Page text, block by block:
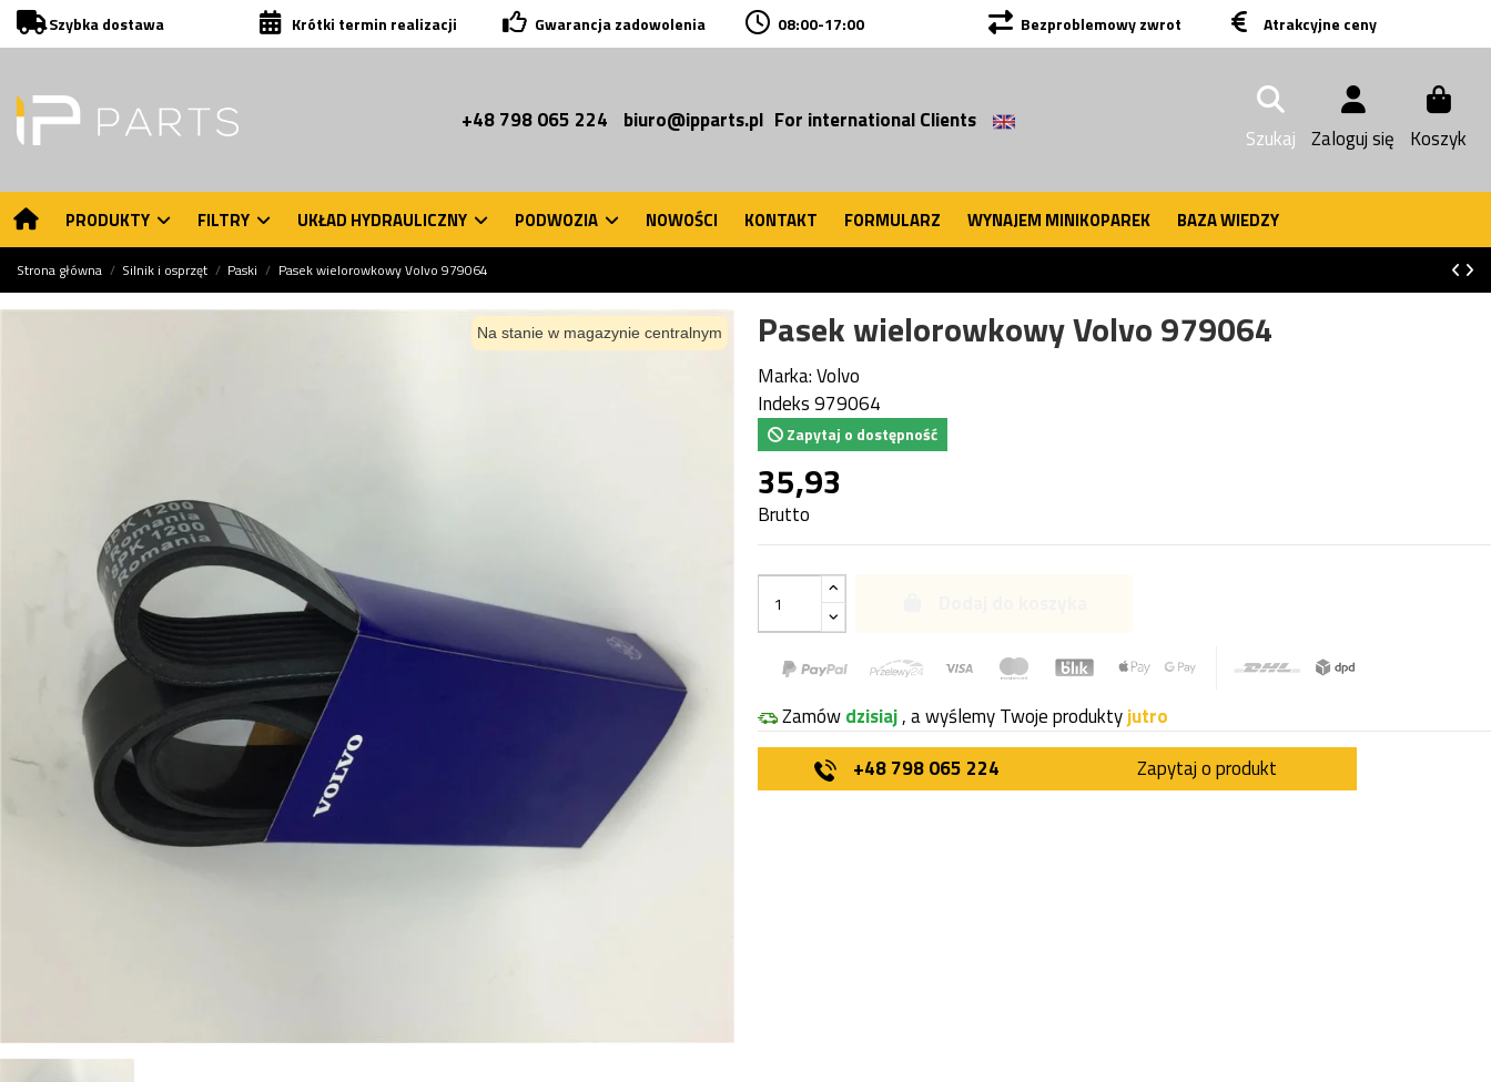
Szybka dostawa Krótki termin realizacji Gwarancja zadowolenia 08:00-17:00 Bezproblemowy zwrot Atrakcyjne ceny
+48 798 065 224 biuro@ipparts.pl For international Clients
Szukaj Zaloguj się Koszyk
PRODUKTY FILTRY UKŁAD HYDRAULICZNY PODWOZIA NOWOŚCI KONTAKT FORMULARZ WYNAJEM MINIKOPAREK BAZA WIEDZY
Strona główna Silnik i osprzęt Paski Pasek wielorowkowy Volvo 979064
Na stanie w magazynie centralnym Pasek wielorowkowy Volvo 979064
Marka:Volvo
Indeks979064
Zapytaj o dostępność
35,93
Brutto
Zamówdzisiaj, a wyślemy Twoje produktyjutro
+48 798 065 224
Zapytaj o produkt